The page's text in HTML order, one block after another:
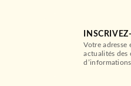
Votre adresse
actualités des